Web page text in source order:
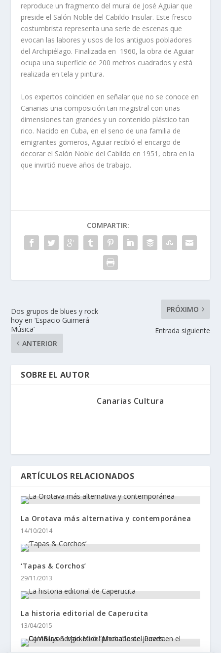
reproduce un fragmento del mural de José Aguiar que
preside el Salón Noble del Cabildo Insular. Este fresco
costumbrista representa una serie de escenas que
evocan las labores y usos de los antiguos pobladores
del Archipiélago. Finalizada en 1960, la obra de Aguiar
ocupa una superficie de 200 metros cuadrados y está
realizada en tela y pintura.
Los expertos coinciden en señalar que no se conoce en
Canarias una composición tan magistral con unas
dimensiones tan grandes y un contenido plástico tan
rico. Nacido en Cuba, en el seno de una familia de
emigrantes gomeros, Aguiar recibió el encargo de
decorar el Salón Noble del Cabildo en 1951, obra en la
que invirtió nueve años de trabajo.
COMPARTIR:
Dos grupos de blues y rock
hoy en ‘Espacio Guimerá
Música’
ANTERIOR
PRÓXIMO
Entrada siguiente
SOBRE EL AUTOR
Canarias Cultura
ARTÍCULOS RELACIONADOS
La Orotava más alternativa y contemporánea
14/10/2014
‘Tapas & Corchos’
29/11/2013
La historia editorial de Caperucita
13/04/2015